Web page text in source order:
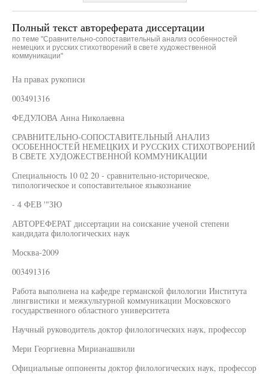
Полный текст автореферата диссертации
по теме "Сравнительно-сопоставительный анализ особенностей
немецких и русских стихотворений в свете художественной
коммуникации"
На правах рукописи
003491316
ФЕДУЛОВА Анна Николаевна
СРАВНИТЕЛЬНО-СОПОСТАВИТЕЛЬНЫЙ АНАЛИЗ
ОСОБЕННОСТЕЙ НЕМЕЦКИХ И РУССКИХ СТИХОТВОРЕНИЙ
В СВЕТЕ ХУДОЖЕСТВЕННОЙ КОММУНИКАЦИИ
Специальность 10 02 20 - сравнительно-историческое,
типологическое и сопоставительное языкознание
- 4 ФЕВ '"ЗЮ
АВТОРЕФЕРАТ диссертации на соискание ученой степени
кандидата филологических наук
Москва-2009
003491316
Работа выполнена на кафедре германской филологии Института
лингвистики и межкультурной коммуникации Московского
государственного областного университета
Научный руководитель доктор филологических наук, профессор
Мери Георгиевна Мирианашвили
Официальные оппоненты доктор филологических наук, профессор